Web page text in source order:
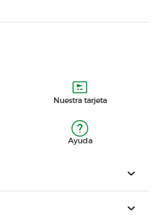
Nuestra tarjeta
Ayuda